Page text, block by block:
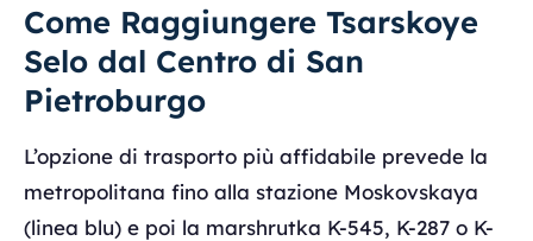
Come Raggiungere Tsarskoye
Selo dal Centro di San
Pietroburgo
L’opzione di trasporto più affidabile prevede la
metropolitana fino alla stazione Moskovskaya
(linea blu) e poi la marshrutka K-545, K-287 o K-